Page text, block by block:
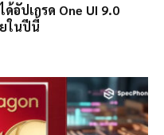
อัปเกรด One UI 9.0
ในปีนี้